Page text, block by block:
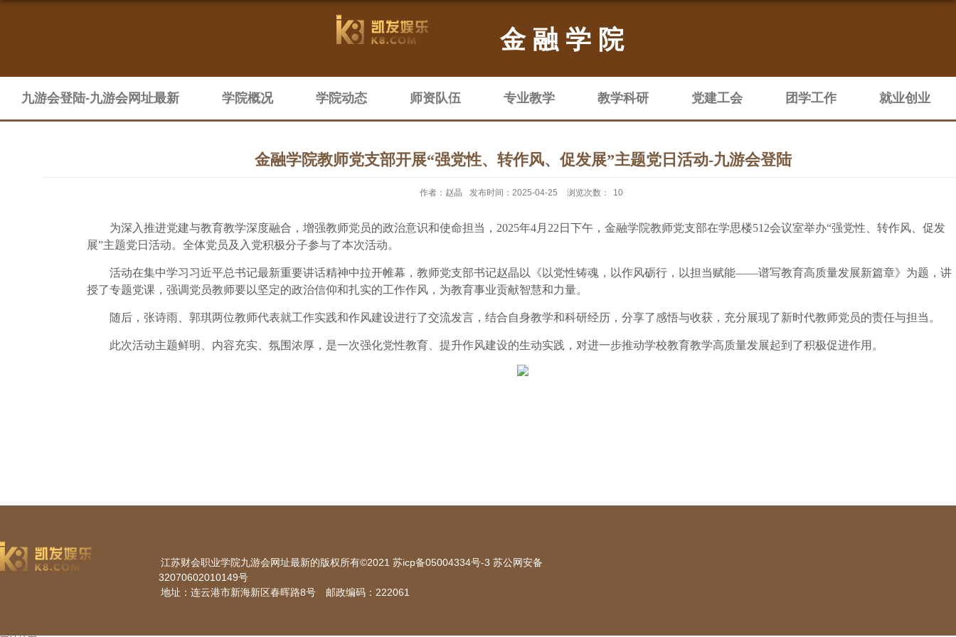
金融学院
九游会登陆-九游会网址最新 学院概况 学院动态 师资队伍 专业教学 教学科研 党建工会 团学工作 就业创业
金融学院教师党支部开展“强党性、转作风、促发展”主题党日活动-九游会登陆
作者：赵晶 发布时间：2025-04-25 浏览次数： 10
为深入推进党建与教育教学深度融合，增强教师党员的政治意识和使命担当， 2025年4月22日下午，金融学院教师党支部在学思楼512会议室举办“强党性、转作风、促发
展”主题党日活动。全体党员及入党积极分子参与了本次活动。
活动在集中学习习近平总书记最新重要讲话精神中拉开帷幕，教师党支部书记赵晶以《以党性铸魂，以作风砺行，以担当赋能——谱写教育高质量发展新篇章》为题，讲
授了专题党课，强调党员教师要以坚定的政治信仰和扎实的工作作风，为教育事业贡献智慧和力量。
随后，张诗雨、郭琪两位教师代表就工作实践和作风建设进行了交流发言，结合自身教学和科研经历，分享了感悟与收获，充分展现了新时代教师党员的责任与担当。
此次活动主题鲜明、内容充实、氛围浓厚，是一次强化党性教育、提升作风建设的生动实践，对进一步推动学校教育教学高质量发展起到了积极促进作用。
江苏财会职业学院九游会网址最新的版权所有©2021 苏icp备05004334号-3 苏公网安备
32070602010149号
地址：连云港市新海新区春晖路8号 邮政编码：222061